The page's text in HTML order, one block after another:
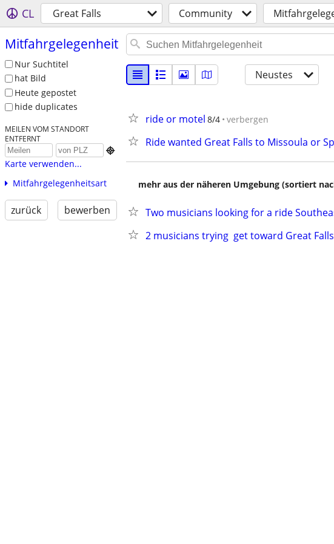
CL Great Falls Community
Mitfahrgelegenheit
Nur Suchtitel
hat Bild
Heute gepostet
hide duplicates
MEILEN VOM STANDORT
ENTFERNT

Karte verwenden...
Mitfahrgelegenheitsart
zurück bewerben
Neustes
ride or motel 8/4 verbergen
Ride wanted Great Falls to Missoula or
mehr aus der näheren Umgebung (sortiert
Two musicians looking for a ride
2 musicians trying  get toward Great